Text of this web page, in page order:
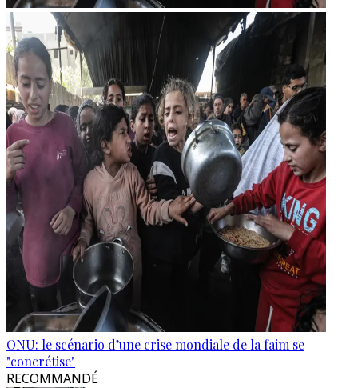
ONU: le scénario d’une crise mondiale de la faim se
"concrétise"
RECOMMANDÉ